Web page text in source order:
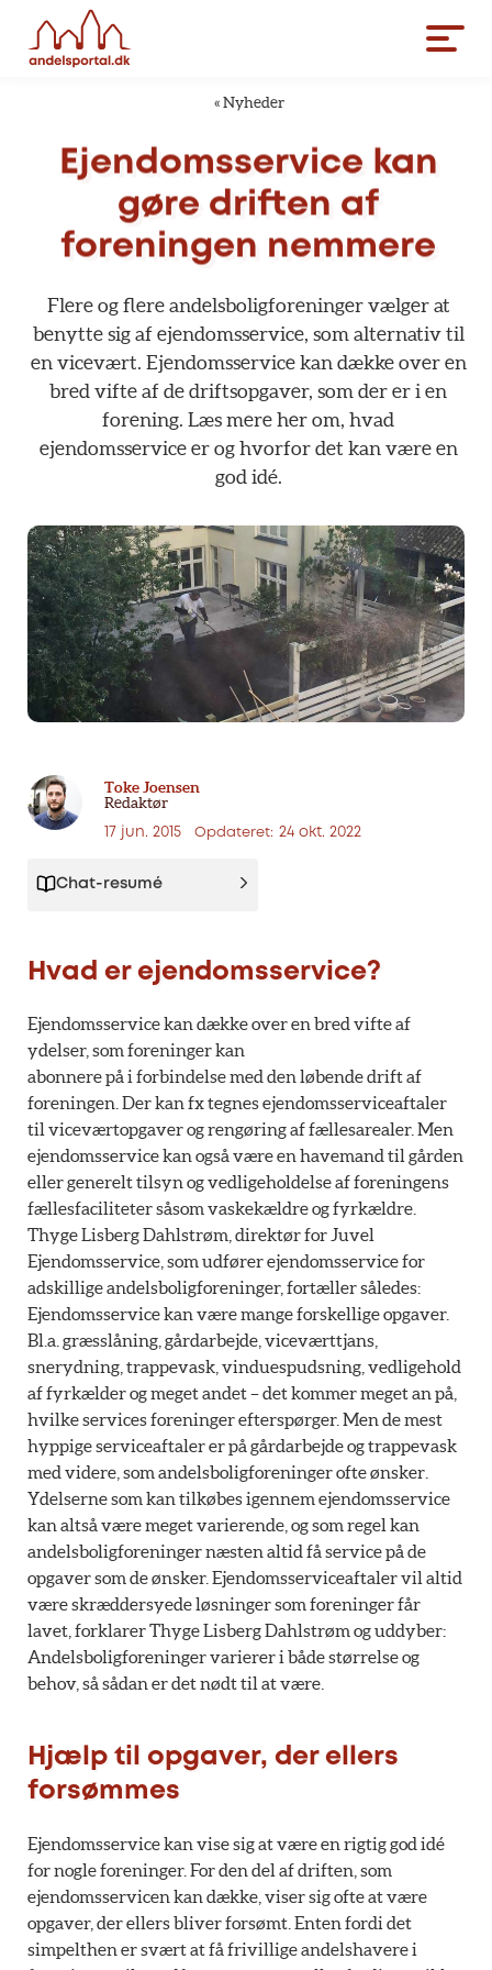
« Nyheder
Ejendomsservice kan
gøre driften af
foreningen nemmere
Flere og flere andelsboligforeninger vælger at
benytte sig af ejendomsservice, som alternativ til
en vicevært. Ejendomsservice kan dække over en
bred vifte af de driftsopgaver, som der er i en
forening. Læs mere her om, hvad
ejendomsservice er og hvorfor det kan være en
god idé.
Toke Joensen
Redaktør
17 jun. 2015 Opdateret: 24 okt. 2022
Chat-resumé
Hvad er ejendomsservice?
Ejendomsservice kan dække over en bred vifte af
ydelser, som foreninger kan
abonnere på i forbindelse med den løbende drift af
foreningen. Der kan fx tegnes ejendomsserviceaftaler
til viceværtopgaver og rengøring af fællesarealer. Men
ejendomsservice kan også være en havemand til gården
eller generelt tilsyn og vedligeholdelse af foreningens
fællesfaciliteter såsom vaskekældre og fyrkældre.
Thyge Lisberg Dahlstrøm, direktør for Juvel
Ejendomsservice, som udfører ejendomsservice for
adskillige andelsboligforeninger, fortæller således:
Ejendomsservice kan være mange forskellige opgaver.
Bl.a. græsslåning, gårdarbejde, viceværttjans,
snerydning, trappevask, vinduespudsning, vedligehold
af fyrkælder og meget andet – det kommer meget an på,
hvilke services foreninger efterspørger. Men de mest
hyppige serviceaftaler er på gårdarbejde og trappevask
med videre, som andelsboligforeninger ofte ønsker.
Ydelserne som kan tilkøbes igennem ejendomsservice
kan altså være meget varierende, og som regel kan
andelsboligforeninger næsten altid få service på de
opgaver som de ønsker. Ejendomsserviceaftaler vil altid
være skræddersyede løsninger som foreninger får
lavet, forklarer Thyge Lisberg Dahlstrøm og uddyber:
Andelsboligforeninger varierer i både størrelse og
behov, så sådan er det nødt til at være.
Hjælp til opgaver, der ellers
forsømmes
Ejendomsservice kan vise sig at være en rigtig god idé
for nogle foreninger. For den del af driften, som
ejendomsservicen kan dække, viser sig ofte at være
opgaver, der ellers bliver forsømt. Enten fordi det
simpelthen er svært at få frivillige andelshavere i